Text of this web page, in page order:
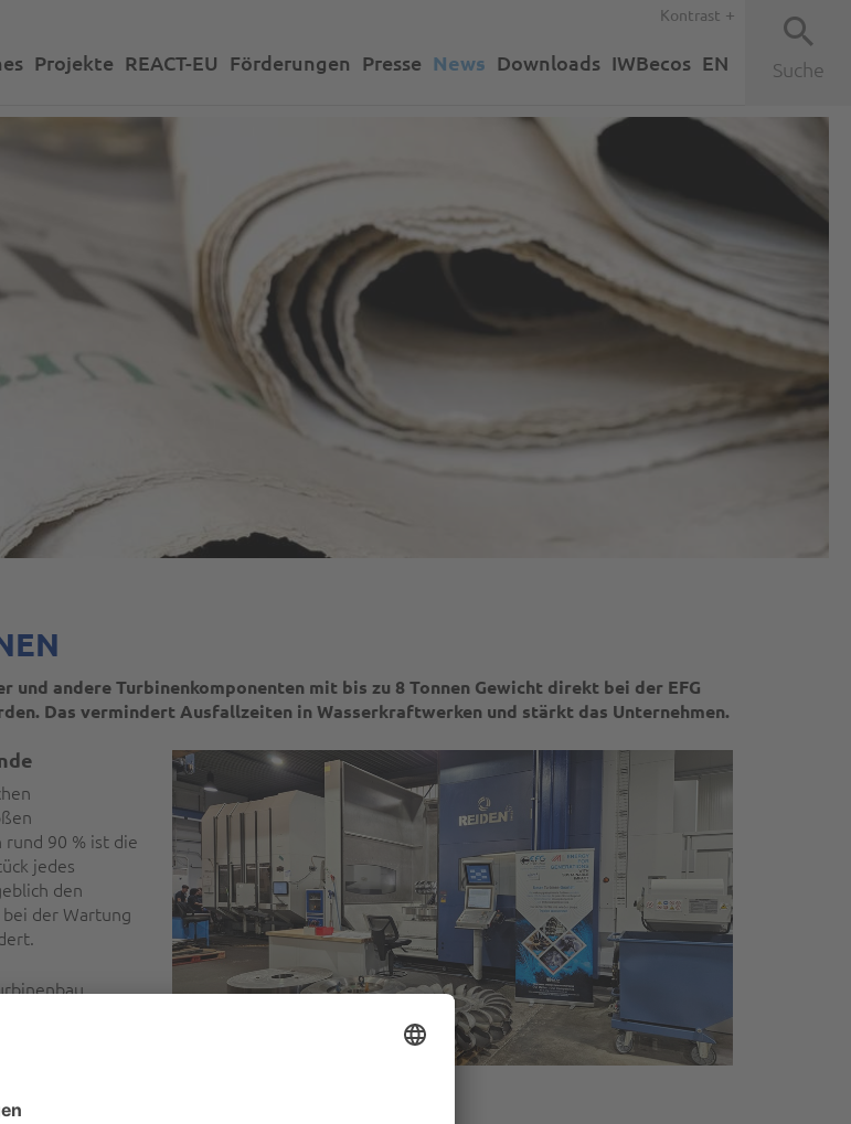
Projekte REACT-EU Förderungen Presse News Downloads IWBecos EN Suche
Kontrast
andere Turbinenkomponenten mit bis zu 8 Tonnen Gewicht direkt bei der EFG
Das vermindert Ausfallzeiten in Wasserkraftwerken und stärkt das Unternehmen.
90 % ist die
jedes
den
der Wartung
und bietet
an. EFG
und
Reparatur
und sorgt so